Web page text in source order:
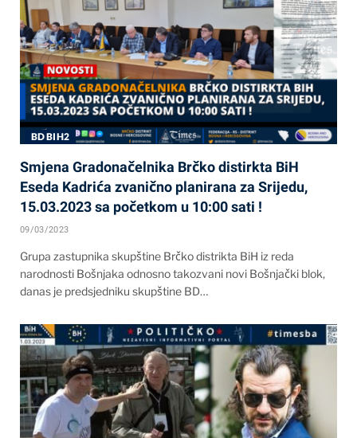
BD BIH2
Smjena Gradonačelnika Brčko distirkta BiH
Eseda Kadrića zvanično planirana za Srijedu,
15.03.2023 sa početkom u 10:00 sati !
09/03/2023
Grupa zastupnika skupštine Brčko distrikta BiH iz reda
narodnosti Bošnjaka odnosno takozvani novi Bošnjački blok,
danas je predsjedniku skupštine BD…